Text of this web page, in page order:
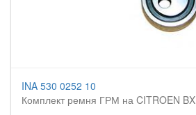
INA 530 0252 10
Комплект ремня ГРМ на CITROEN BX